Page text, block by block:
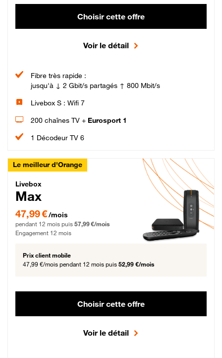
Choisir cette offre
Voir le détail
Fibre très rapide :
jusqu'à ↓ 2 Gbit/s partagés ↑ 800 Mbit/s
Livebox S : Wifi 7
200 chaînes TV + Eurosport 1
1 Décodeur TV 6
Le meilleur d'Orange
Livebox Max Fibre
Livebox
Max
47,99 € par mois pendant 12 mois puis 57,99 € par mois, Engagement 12 mois
47,99 €/mois
pendant 12 mois puis 57,99 €/mois
Engagement 12 mois
Prix client mobile
47,99 €/mois pendant 12 mois puis 52,99 €/mois
Choisir cette offre
Voir le détail